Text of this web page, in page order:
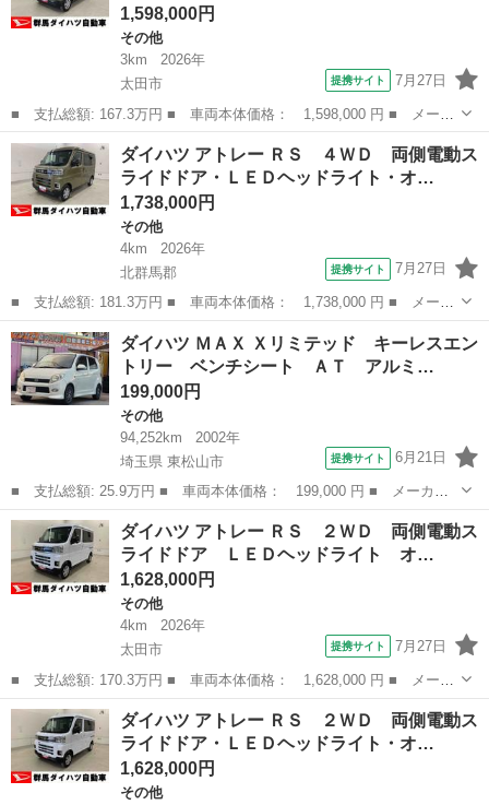
1,598,000円
その他
3km
2026年
太田市
提携サイト 7月27日
■ 支払総額: 167.3万円 ■ 車両本体価格： 1,598,000 円 ■ メーカ
ー名： ダイハツ ■ 車種名： アトレー ■ グレード名： ＲＳ
２ＷＤ 両側電動スライドドア・ＬＥＤヘッドライト・オートライ
ト・オート...
群馬 太田市 その他
ダイハツ アトレー ＲＳ ４ＷＤ 両側電動ス
ライドドア・ＬＥＤヘッドライト・オ…
1,738,000円
その他
4km
2026年
北群馬郡
提携サイト 7月27日
■ 支払総額: 181.3万円 ■ 車両本体価格： 1,738,000 円 ■ メーカ
ー名： ダイハツ ■ 車種名： アトレー ■ グレード名： ＲＳ
４ＷＤ 両側電動スライドドア・ＬＥＤヘッドライト・オートライ
ト・オート...
群馬 北群馬郡
ダイハツ ＭＡＸ Ｘリミテッド キーレスエン
トリー ベンチシート ＡＴ アルミ…
199,000円
その他
94,252km
2002年
埼玉県 東松山市
提携サイト 6月21日
■ 支払総額: 25.9万円 ■ 車両本体価格： 199,000 円 ■ メーカー
名： ダイハツ ■ 車種名： ＭＡＸ ■ グレード名： Ｘリミテッ
ド キーレスエントリー ベンチシート ＡＴ アルミホイール 衝
突安全ボディ...
埼玉 東松山市 その他
ダイハツ アトレー ＲＳ ２ＷＤ 両側電動ス
ライドドア ＬＥＤヘッドライト オ…
1,628,000円
その他
4km
2026年
太田市
提携サイト 7月27日
■ 支払総額: 170.3万円 ■ 車両本体価格： 1,628,000 円 ■ メーカ
ー名： ダイハツ ■ 車種名： アトレー ■ グレード名： ＲＳ
２ＷＤ 両側電動スライドドア ＬＥＤヘッドライト オートライ
ト オート...
群馬 太田市 その他
ダイハツ アトレー ＲＳ ２ＷＤ 両側電動ス
ライドドア・ＬＥＤヘッドライト・オ…
1,628,000円
その他